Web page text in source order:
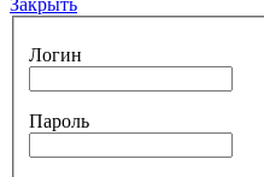
Закрыть
Логин
Пароль